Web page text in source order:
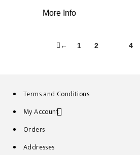
More Info
← 1 2 4
Terms and Conditions
My Account
Orders
Addresses